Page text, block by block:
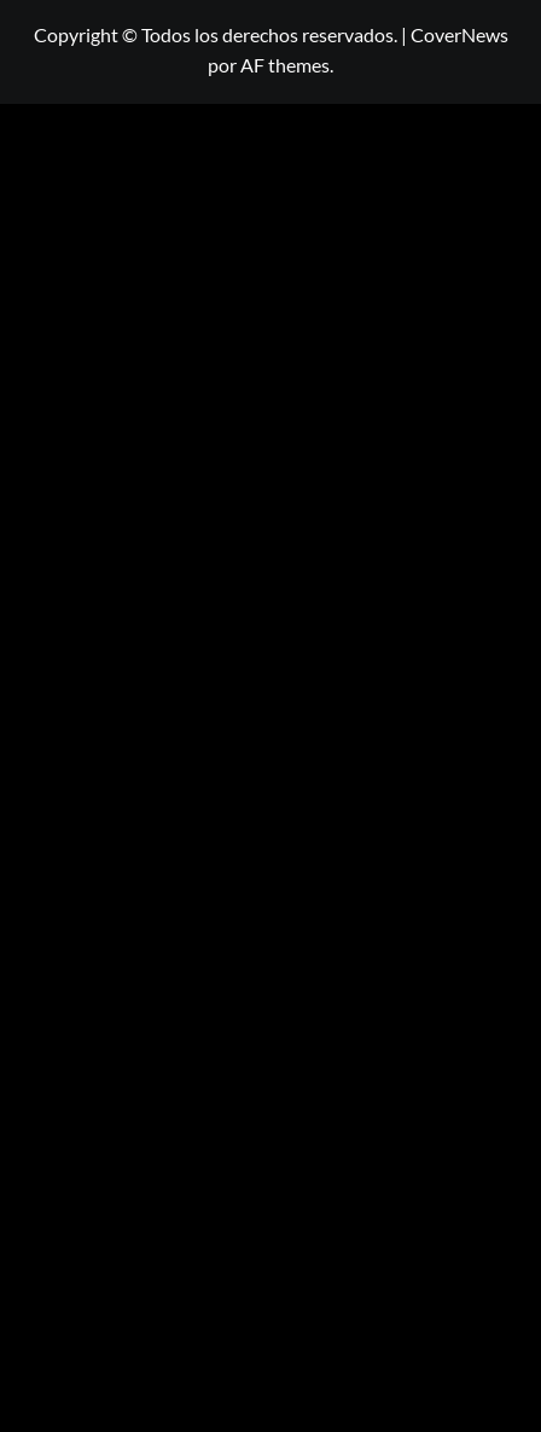
Copyright © Todos los derechos reservados. | CoverNews
por AF themes.